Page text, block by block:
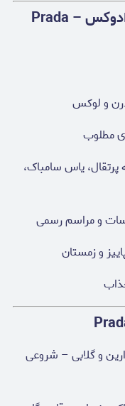
ویژگی‌های برجسته عطر پرادا پارادوکس – Prada
و لوکس
مطلوب
یاس سامباک،
و مراسم رسمی
و زمستان
و گلابی – شروعی